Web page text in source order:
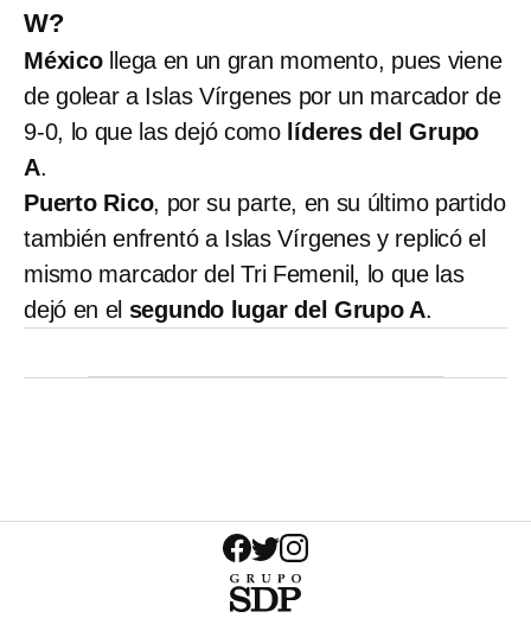
W?
Méxicollega en un gran momento, pues viene
de golear a Islas Vírgenes por un marcador de
9-0, lo que las dejó como líderes del Grupo
A.
Puerto Rico, por su parte, en su último partido
también enfrentó a Islas Vírgenes y replicó el
mismo marcador del Tri Femenil, lo que las
dejó en el segundo lugar del Grupo A.